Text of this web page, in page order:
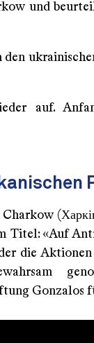
und
auf.
Titel: «Auf
die
Gonzalos